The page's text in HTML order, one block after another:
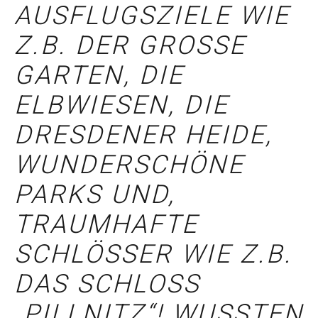
AUSFLUGSZIELE WIE
Z.B. DER GROSSE G
ARTEN, DIE E
LBWIESEN, DIE D
RESDENER HEIDE, W
UNDERSCHÖNE P
ARKS UND, T
RAUMHAFTE S
CHLÖSSER WIE Z.B. D
AS SCHLOSS „